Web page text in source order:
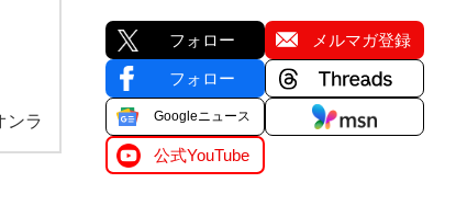
ンラ
フォロー メルマガ登録
フォロー
Googleニュース
公式YouTube